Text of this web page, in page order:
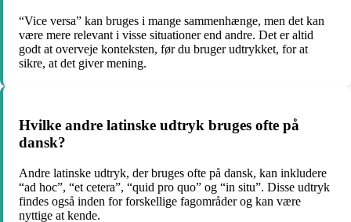
“Vice versa” kan bruges i mange sammenhænge, men det kan
være mere relevant i visse situationer end andre. Det er altid
godt at overveje konteksten, før du bruger udtrykket, for at
sikre, at det giver mening.
Hvilke andre latinske udtryk bruges ofte på
dansk?
Andre latinske udtryk, der bruges ofte på dansk, kan inkludere
“ad hoc”, “et cetera”, “quid pro quo” og “in situ”. Disse udtryk
findes også inden for forskellige fagområder og kan være
nyttige at kende.